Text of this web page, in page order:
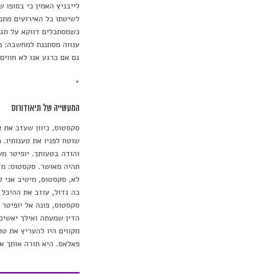
לייבניץ האמין כי
לשיטתו כל האירועים
כשמסתכלים דווקא על
ענווה מסתננת למחשבה:
גם אם כרגע אנו לא
*
המעשייה של תיאודורוס
סקסטוס, כיוון שעזב את
שוטח לפניו את
והודה בטעותך. יופיטר
תהיה מאושר. סקסטוס:
לא, סקסטוס, מיטיב אני
כה גדול, עוזב את
סקסטוס, פונה אל
הדין שמעתה ואילך
מקווים היו להעריץ את
פאלאס. היא תורה אותך